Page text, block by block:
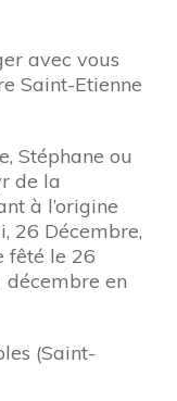
avec vous
Saint-Etienne
Stéphane ou
de la
à l’origine
26 Décembre,
fêté le 26
décembre en
(Saint-